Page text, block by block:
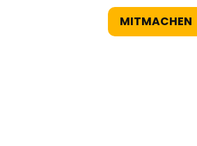
MITMACHEN